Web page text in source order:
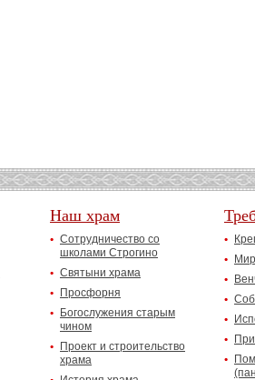
Наш храм
Сотрудничество со
школами Строгино
Святыни храма
Просфорня
Богослужения старым
чином
Проект и строительство
храма